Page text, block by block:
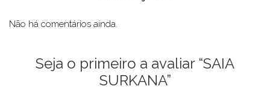
Não há comentários ainda.
Seja o primeiro a avaliar “SAIA
SURKANA”